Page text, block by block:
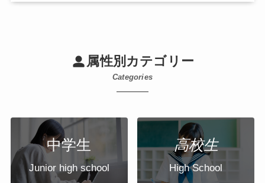
属性別カテゴリー
Categories
中学生
Junior high school
高校生
High School